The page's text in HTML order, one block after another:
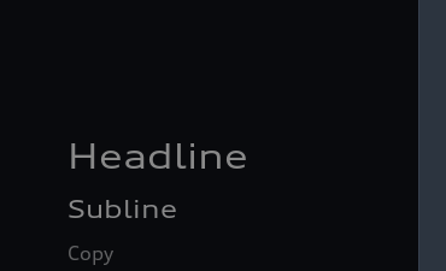
Headline
Subline
Copy